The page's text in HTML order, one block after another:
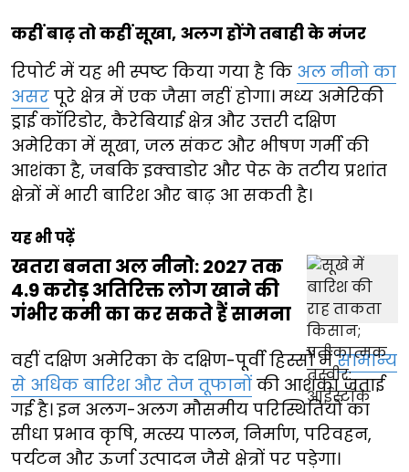
कहीं बाढ़ तो कहीं सूखा, अलग होंगे तबाही के मंजर
रिपोर्ट में यह भी स्पष्ट किया गया है कि अल नीनो का
असर पूरे क्षेत्र में एक जैसा नहीं होगा। मध्य अमेरिकी
ड्राई कॉरिडोर, कैरेबियाई क्षेत्र और उत्तरी दक्षिण
अमेरिका में सूखा, जल संकट और भीषण गर्मी की
आशंका है, जबकि इक्वाडोर और पेरू के तटीय प्रशांत
क्षेत्रों में भारी बारिश और बाढ़ आ सकती है।
यह भी पढ़ें
खतरा बनता अल नीनो: 2027 तक
4.9 करोड़ अतिरिक्त लोग खाने की
गंभीर कमी का कर सकते हैं सामना
वहीं दक्षिण अमेरिका के दक्षिण-पूर्वी हिस्सों मेंसामान्य
से अधिक बारिश और तेज तूफानों की आशंका जताई
गई है। इन अलग-अलग मौसमीय परिस्थितियों का
सीधा प्रभाव कृषि, मत्स्य पालन, निर्माण, परिवहन,
पर्यटन और ऊर्जा उत्पादन जैसे क्षेत्रों पर पड़ेगा।